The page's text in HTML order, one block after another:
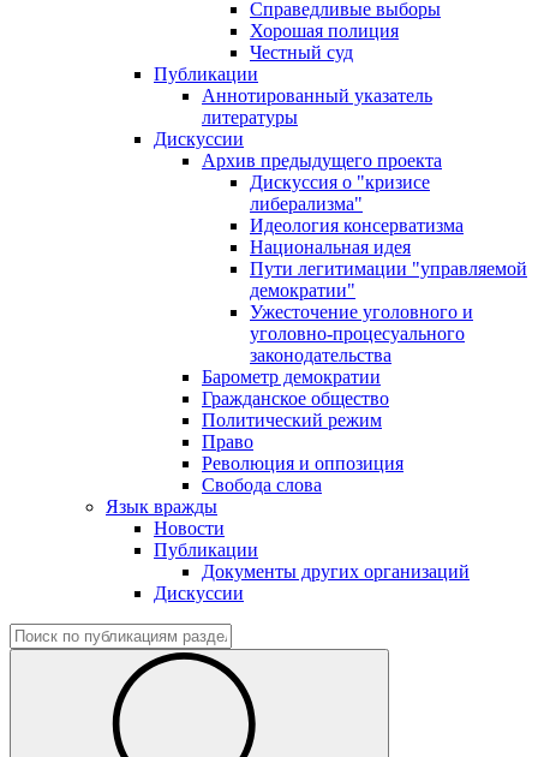
Справедливые выборы
Хорошая полиция
Честный суд
Публикации
Аннотированный указатель
литературы
Дискуссии
Архив предыдущего проекта
Дискуссия о "кризисе
либерализма"
Идеология консерватизма
Национальная идея
Пути легитимации "управляемой
демократии"
Ужесточение уголовного и
уголовно-процесуального
законодательства
Барометр демократии
Гражданское общество
Политический режим
Право
Революция и оппозиция
Свобода слова
Язык вражды
Новости
Публикации
Документы других организаций
Дискуссии